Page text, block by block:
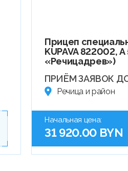
Прицеп
KUPAVA 822002,
«Речицадрев»)
ПРИЁМ ЗАЯВОК
Речица и район
Начальная цена:
31 920.00 BYN